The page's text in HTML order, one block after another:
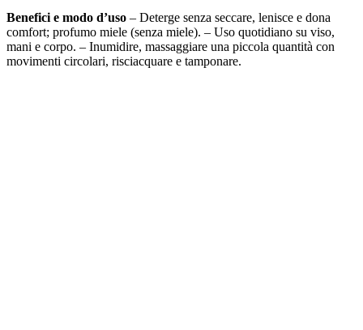
Benefici e modo d’uso – Deterge senza seccare, lenisce e dona
comfort; profumo miele (senza miele). – Uso quotidiano su viso,
mani e corpo. – Inumidire, massaggiare una piccola quantità con
movimenti circolari, risciacquare e tamponare.